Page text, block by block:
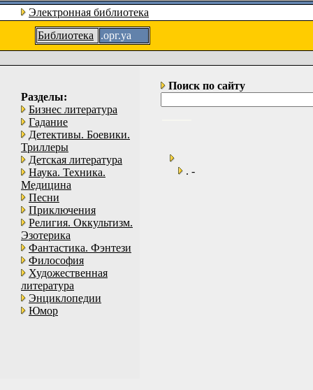
Электронная библиотека
Библиотека
.орг.уа
Разделы:
Бизнес литература
Гадание
Детективы. Боевики.
Триллеры
Детская литература
Наука. Техника.
Медицина
Песни
Приключения
Религия. Оккультизм.
Эзотерика
Фантастика. Фэнтези
Философия
Художественная
литература
Энциклопедии
Юмор
Поиск по сайту
. -